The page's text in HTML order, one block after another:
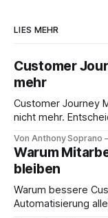
LIES MEHR
Customer
mehr
Customer Journey
nicht mehr.
Von Anthony Soprano
Warum
bleiben
Warum bessere
Automatisierung